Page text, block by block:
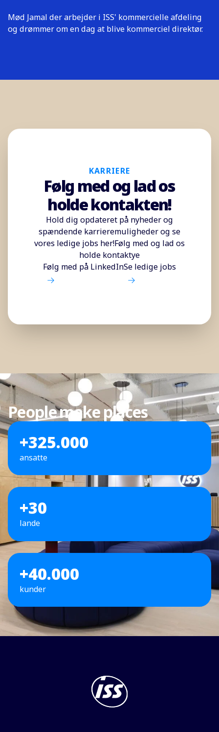
Mød Jamal der arbejder i ISS' kommercielle afdeling
og drømmer om en dag at blive kommerciel direktør.
KARRIERE
Følg med og lad os
holde kontakten!
Hold dig opdateret på nyheder og
spændende karrieremuligheder og se
vores ledige jobs her!Følg med og lad os
holde kontaktye
Følg med på LinkedInSe ledige jobs
People make places
+325.000
ansatte
+30
lande
+40.000
kunder